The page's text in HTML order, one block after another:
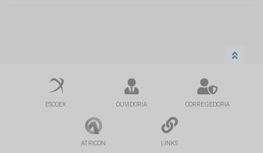
ESCOEX OUVIDORIA CORREGEDORIA
ATRICON LINKS